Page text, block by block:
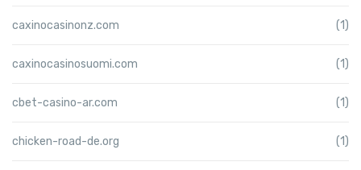
caxinocasinonz.com (1)
caxinocasinosuomi.com (1)
cbet-casino-ar.com (1)
chicken-road-de.org (1)